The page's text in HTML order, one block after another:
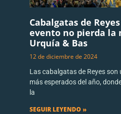
Cabalgatas de
evento no pierda la
Urquía & Bas
12 de diciembre de 2024
Las cabalgatas de Reyes
más esperados del año,
la
SEGUIR LEYENDO »